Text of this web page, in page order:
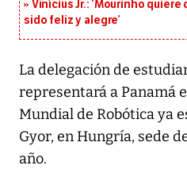
Vinícius Jr.: ‘Mourinho
sido feliz y alegre’
La delegación de
representará a Panamá
Mundial de Robótica ya
Gyor, en Hungría, sede
año.